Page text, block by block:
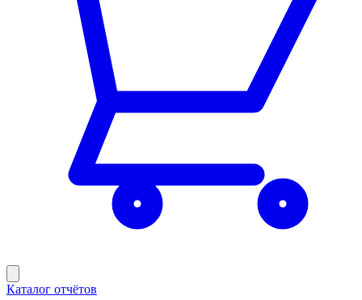
Каталог отчётов